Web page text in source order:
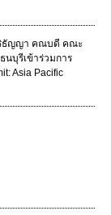
ริธัญญา คณบดี คณะ
นบุรีเข้าร่วมการ
Asia Pacific